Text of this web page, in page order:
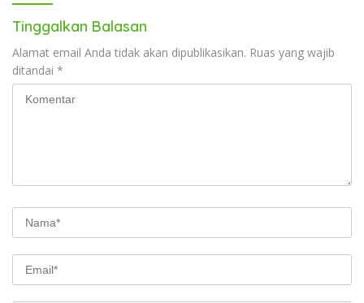
Tinggalkan Balasan
Alamat email Anda tidak akan dipublikasikan. Ruas yang wajib
ditandai *